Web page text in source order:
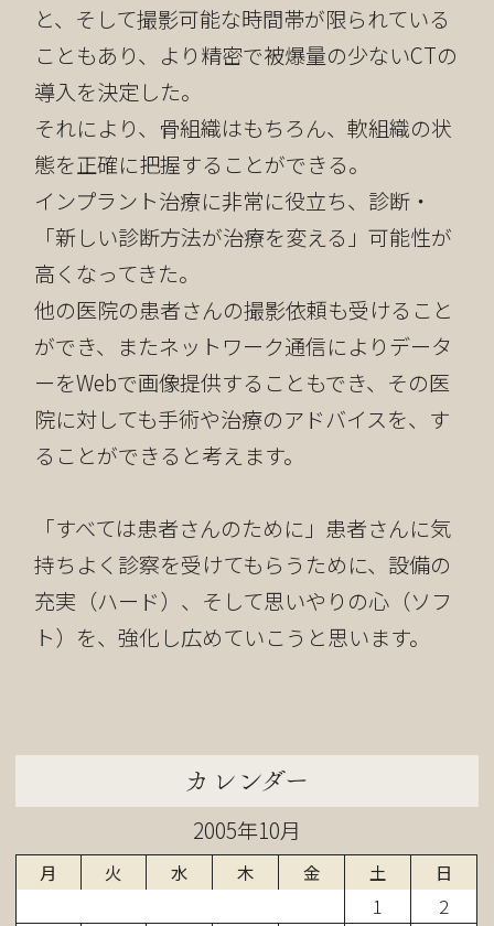
と、そして撮影可能な時間帯が限られている
こともあり、より精密で被爆量の少ないCTの
導入を決定した。
それにより、骨組織はもちろん、軟組織の状
態を正確に把握することができる。
インプラント治療に非常に役立ち、診断・
「新しい診断方法が治療を変える」可能性が
高くなってきた。
他の医院の患者さんの撮影依頼も受けること
ができ、またネットワーク通信によりデータ
ーをWebで画像提供することもでき、その医
院に対しても手術や治療のアドバイスを、す
ることができると考えます。
「すべては患者さんのために」患者さんに気
持ちよく診察を受けてもらうために、設備の
充実（ハード）、そして思いやりの心（ソフ
ト）を、強化し広めていこうと思います。
カレンダー
2005年10月
月 火 水 木 金 土 日
1
2